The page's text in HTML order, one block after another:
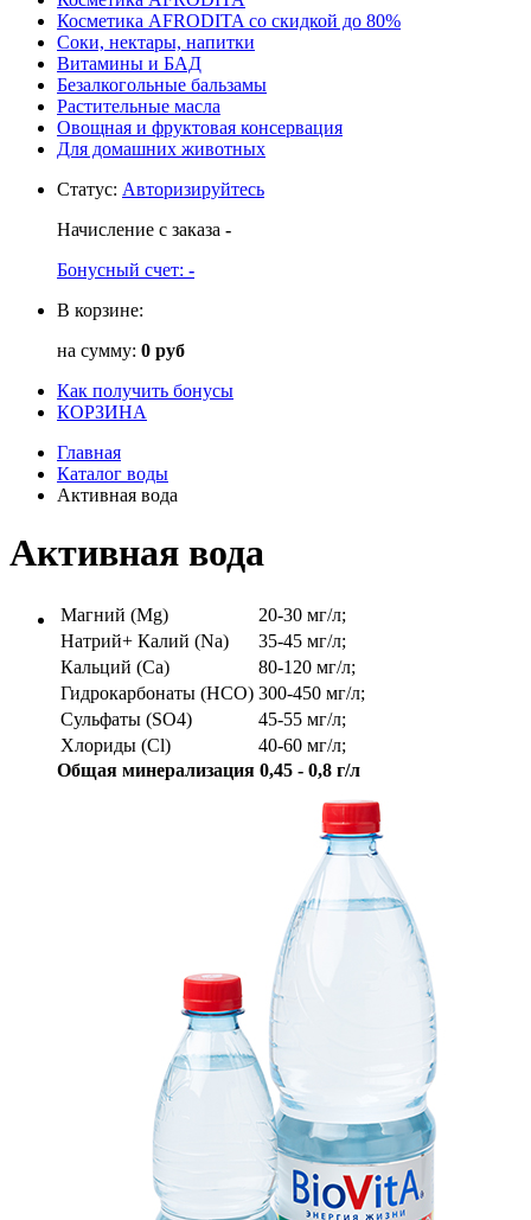
Косметика AFRODITA со скидкой до 80%
Соки, нектары, напитки
Витамины и БАД
Безалкогольные бальзамы
Растительные масла
Овощная и фруктовая консервация
Для домашних животных
Статус: Авторизируйтесь
Начисление с заказа -
Бонусный счет: -
В корзине:
на сумму: 0 руб
Как получить бонусы
КОРЗИНА
Главная
Каталог воды
Активная вода
Активная вода
Магний (Mg)
20-30 мг/л;
Натрий+ Калий (Na)
35-45 мг/л;
Кальций (Ca)
80-120 мг/л;
Гидрокарбонаты (HCO) 300-450 мг/л;
Сульфаты (SO4)
45-55 мг/л;
Хлориды (Cl)
40-60 мг/л;
Общая минерализация 0,45 - 0,8 г/л